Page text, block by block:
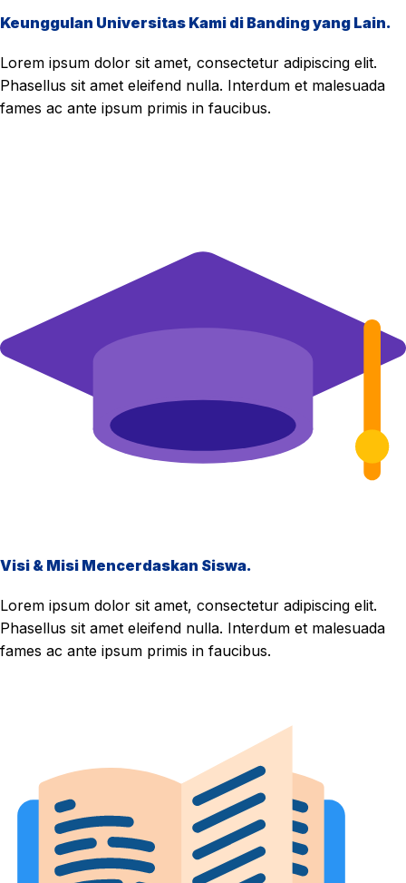
Keunggulan Universitas Kami di Banding yang Lain.
Lorem ipsum dolor sit amet, consectetur adipiscing elit.
Phasellus sit amet eleifend nulla. Interdum et malesuada
fames ac ante ipsum primis in faucibus.
Visi & Misi Mencerdaskan Siswa.
Lorem ipsum dolor sit amet, consectetur adipiscing elit.
Phasellus sit amet eleifend nulla. Interdum et malesuada
fames ac ante ipsum primis in faucibus.